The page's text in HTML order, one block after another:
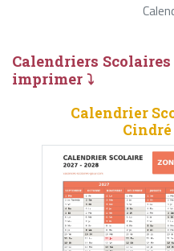
Calendriers
imprimer ⤵
Calendrier